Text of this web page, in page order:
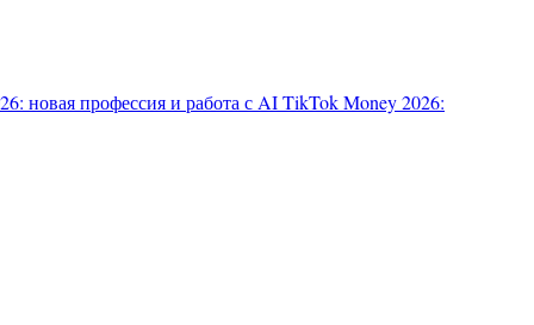
новая профессия и работа с AITikTok Money 2026: